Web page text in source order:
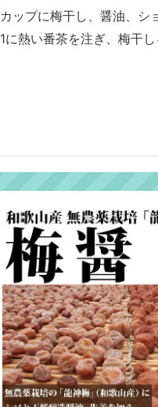
カップに梅干し、醤油、シ
1に熱い番茶を注ぎ、梅干